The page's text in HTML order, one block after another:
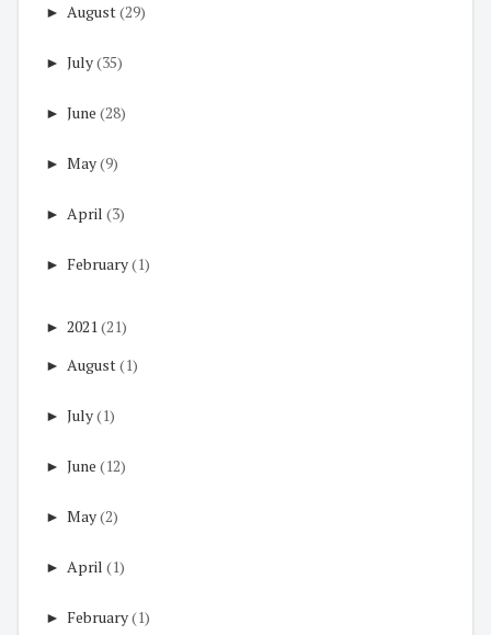
► August(29)
► July(35)
► June (28)
► May(9)
► April (3)
► February(1)
► 2021 (21)
► August(1)
► July(1)
► June (12)
► May(2)
► April (1)
► February(1)